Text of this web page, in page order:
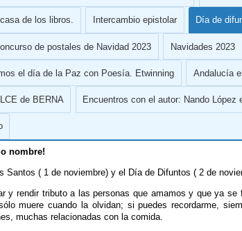
de los libros. Intercambio epistolar Día de
de postales de Navidad 2023 Navidades 2023
el día de la Paz con Poesía. Etwinning Andalucía
de BERNA Encuentros con el autor: Nando López
nombre!
Santos ( 1 de noviembre) y el Día de Difuntos ( 2 de
y rendir tributo a las personas que amamos y que ya
muere cuando la olvidan; si puedes recordarme,
muchas relacionadas con la comida.